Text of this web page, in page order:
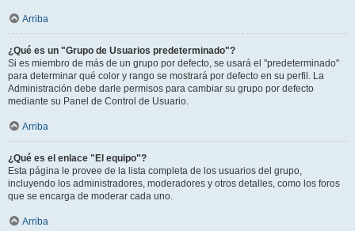
Arriba
¿Qué es un "Grupo de Usuarios predeterminado"?
Si es miembro de más de un grupo por defecto, se usará el "predeterminado"
para determinar qué color y rango se mostrará por defecto en su perfil. La
Administración debe darle permisos para cambiar su grupo por defecto
mediante su Panel de Control de Usuario.
Arriba
¿Qué es el enlace "El equipo"?
Esta página le provee de la lista completa de los usuarios del grupo,
incluyendo los administradores, moderadores y otros detalles, como los foros
que se encarga de moderar cada uno.
Arriba